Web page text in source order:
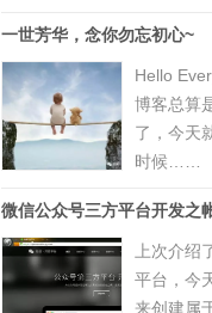
一世芳华，念你勿忘初心~
Hello
博客总算
了，今天
时候……
微信公众号三方平台开发
上次介绍
平台，今
来创建属